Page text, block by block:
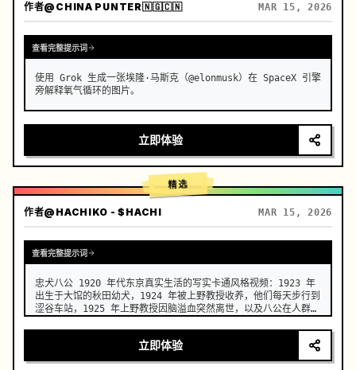
作者@CHINA PUNTER🇳🇬🇨🇳 MAR 15, 2026
查看完整提示词
使用 Grok 生成一张埃隆·马斯克（@elonmusk）在 SpaceX 引擎
旁解释氧气循环的图片。
立即体验
精选
作者@HACHIKO - $HACHI MAR 15, 2026
查看完整提示词
忠犬八公 1920 年代东京真实生活的写实卡通风格视频：1923 年
出生于大馆的秋田幼犬，1924 年被上野教授收养，他们每天步行到
涩谷车站，1925 年上野教授因脑溢血突然离世，以及八公在人群和
立即体验